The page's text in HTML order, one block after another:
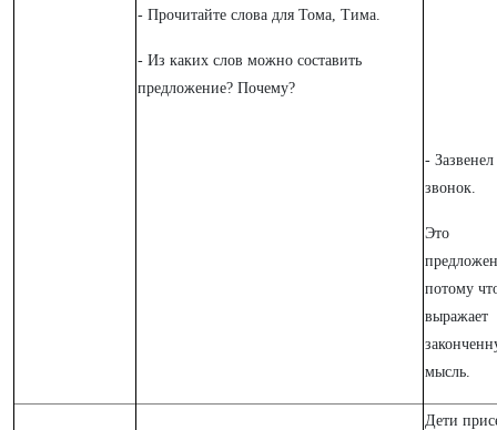
- Прочитайте слова для Тома, Тима.
- Из каких слов можно составить
предложение? Почему?
- Зазвенел
звонок.
Это
потому
выражает
мысль.
Дети